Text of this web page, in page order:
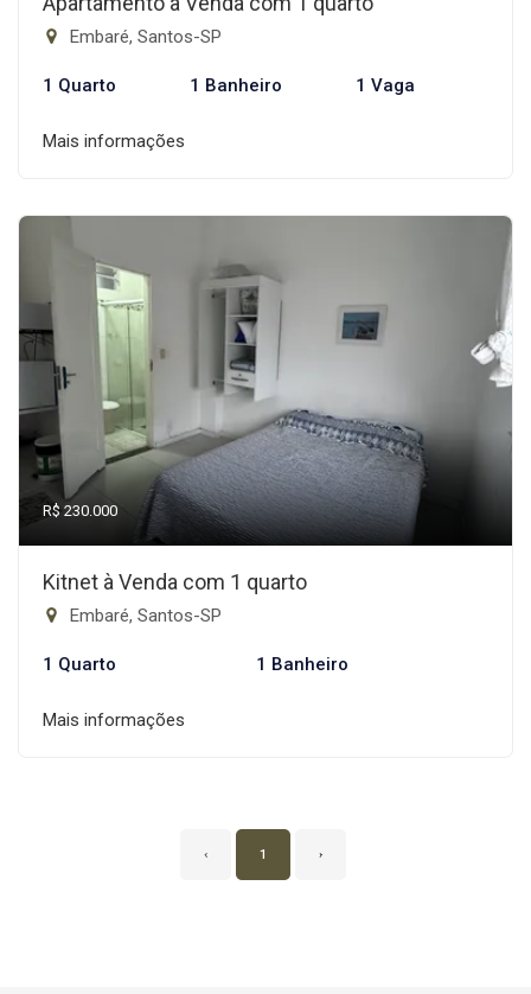
Embaré, Santos-SP
1 Quarto 1 Banheiro 1 Vaga
Mais informações
R$ 230.000
Kitnet à Venda com 1 quarto
Embaré, Santos-SP
1 Quarto 1 Banheiro
Mais informações
‹ 1 ›